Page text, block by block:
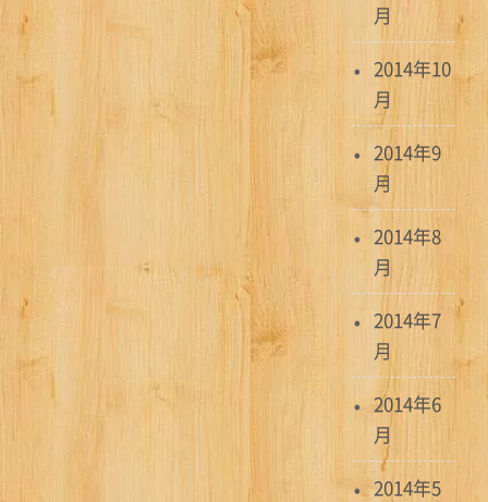
月
2014年10
月
2014年9
月
2014年8
月
2014年7
月
2014年6
月
2014年5